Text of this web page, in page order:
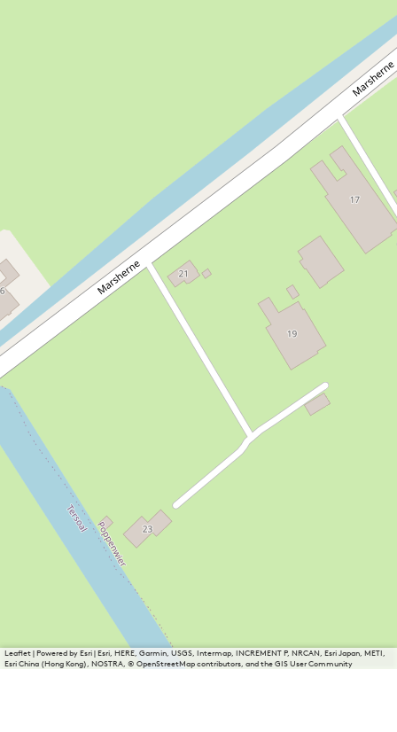
Leaflet|Powered by Esri | Esri, HERE, Garmin, USGS, Intermap, INCREMENT P, NRCAN, Esri Japan, METI,
Esri China (Hong Kong), NOSTRA, © OpenStreetMap contributors, and the GIS User Community